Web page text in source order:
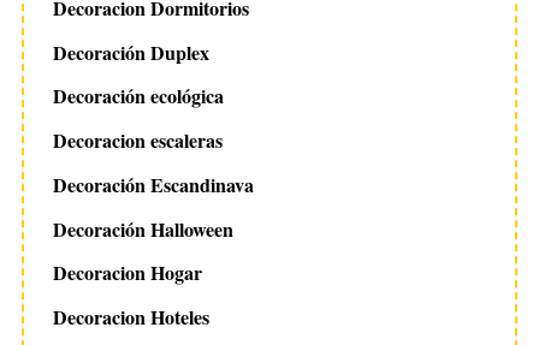
Decoracion Dormitorios
Decoración Duplex
Decoración ecológica
Decoracion escaleras
Decoración Escandinava
Decoración Halloween
Decoracion Hogar
Decoracion Hoteles